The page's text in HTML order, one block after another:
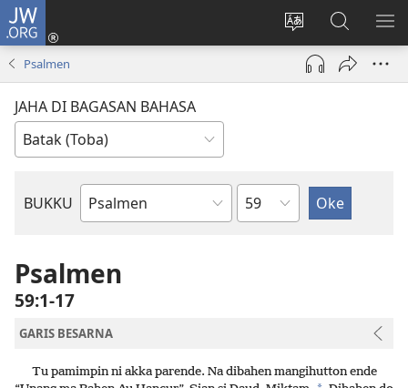
JW.ORG
Ganti
hata
situs
Log
(opens
Lului
di
JW.ORG
Psalmen
JAHA DI BAGASAN BAHASA
BUKKU
Bukku
Bindu
Psalmen
59:1-17
GARIS BESARNA
Tu pamimpin ni akka parende. Na dibahen mangihutton ende